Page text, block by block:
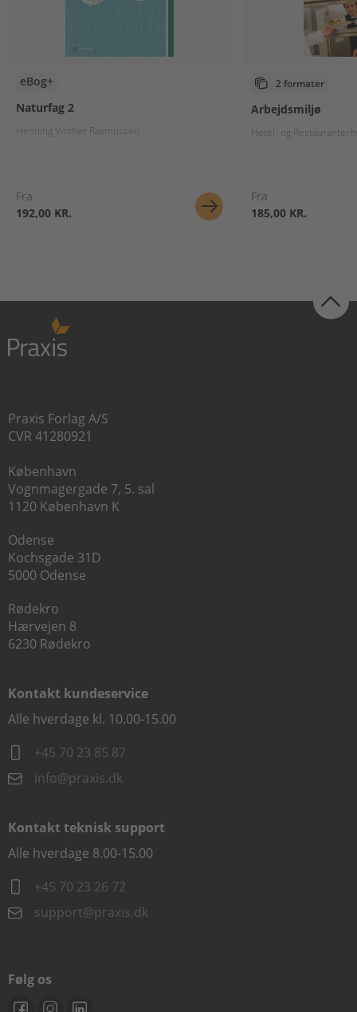
eBog+
Naturfag 2
Henning Vinther Rasmussen
Fra
192,00 KR.
2 formater
Arbejdsmiljø
Hotel- og
Fra
185,00 KR.
Praxis Forlag A/S
CVR 41280921
København
Vognmagergade 7, 5. sal
1120 København K
Odense
Kochsgade 31D
5000 Odense
Rødekro
Hærvejen 8
6230 Rødekro
Kontakt kundeservice
Alle hverdage kl. 10.00-15.00
+45 70 23 85 87
info@praxis.dk
Kontakt teknisk support
Alle hverdage 8.00-15.00
+45 70 23 26 72
support@praxis.dk
Følg os